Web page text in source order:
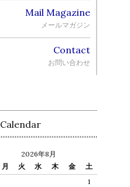
Mail Magazine
メールマガジン
Contact
お問い合わせ
Calendar
2026年8月
月 火 水 木 金
土
1